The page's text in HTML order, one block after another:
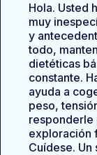
Hola. Usted
muy
y
todo,
dietéticas
constante.
ayuda a
peso,
responderle
exploración
Cuídese. Un